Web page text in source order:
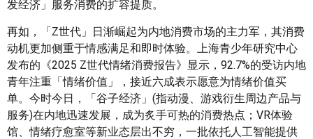
发经济」服务消费的扩容提质。
再如，「Z世代」日渐崛起为内地消费市场的主力军，其消费
动机更加侧重于情感满足和即时体验。上海青少年研究中心
发布的《2025 Z世代情绪消费报告》显示，92.7%的受访内地
青年注重「情绪价值」，接近六成表示愿意为情绪价值买
单。今时今日，「谷子经济」(指动漫、游戏衍生周边产品与
服务)在内地迅速发展，成为炙手可热的消费热点；VR体验
馆、情绪疗愈室等新业态层出不穷，一批依托人工智能提供